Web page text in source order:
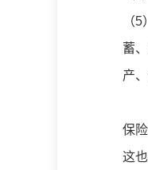
（
蓄
产
保
这